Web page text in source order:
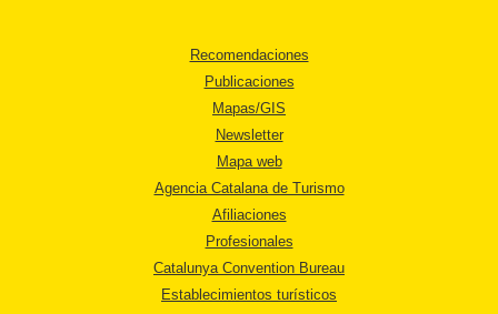
Recomendaciones
Publicaciones
Mapas/GIS
Newsletter
Mapa web
Agencia Catalana de Turismo
Afiliaciones
Profesionales
Catalunya Convention Bureau
Establecimientos turísticos